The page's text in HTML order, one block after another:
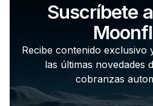
Suscríbete
Recibe contenido exclusivo
las últimas novedades
cobranzas